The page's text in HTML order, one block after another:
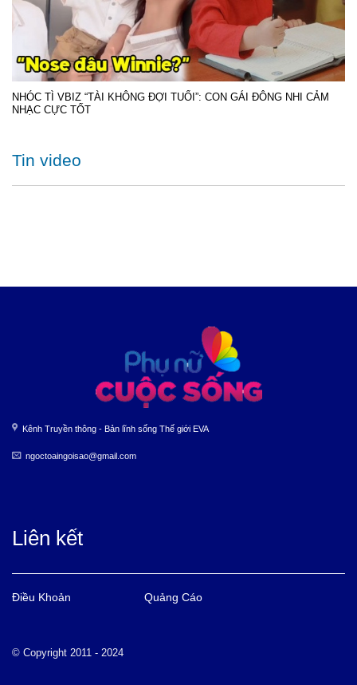
NHÓC TÌ VBIZ “TÀI KHÔNG ĐỢI TUỔI”: CON GÁI ĐÔNG NHI CẢM
NHẠC CỰC TỐT
Tin video
Kênh Truyền thông - Bản lĩnh sống Thế giới EVA
ngoctoaingoisao@gmail.com
Liên kết
Điều Khoản Quảng Cáo
© Copyright 2011 - 2024